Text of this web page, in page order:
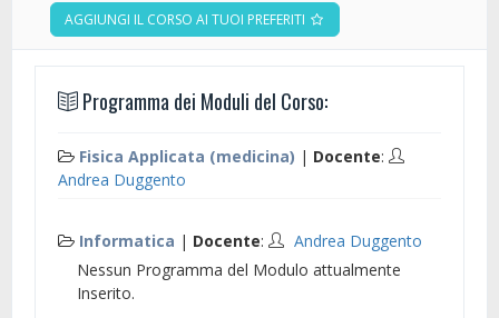
AGGIUNGI IL CORSO AI TUOI PREFERITI
Programma dei Moduli del Corso:
Fisica Applicata (medicina) | Docente:
Andrea Duggento
Informatica | Docente:
Andrea Duggento
Nessun Programma del Modulo attualmente
Inserito.